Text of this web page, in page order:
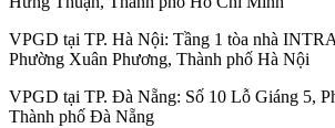
VPGD tại TP. Hà Nội: Tầng 1 tòa nhà
Phường Xuân Phương, Thành phố Hà Nội
VPGD tại TP. Đà Nẵng: Số 10 Lỗ Giáng 5,
Thành phố Đà Nẵng